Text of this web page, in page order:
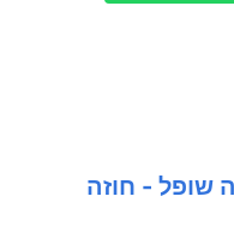
שופל - חוזה